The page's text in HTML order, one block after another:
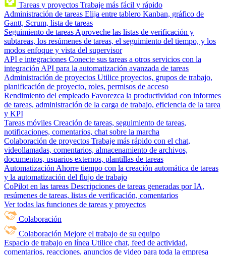
Tareas y proyectos Trabaje más fácil y rápido
Administración de tareas Elija entre tablero Kanban, gráfico de
Gantt, Scrum, lista de tareas
Seguimiento de tareas Aproveche las listas de verificación y
subtareas, los resúmenes de tareas, el seguimiento del tiempo, y los
modos enfoque y vista del supervisor
API e integraciones Conecte sus tareas a otros servicios con la
integración API para la automatización avanzada de tareas
Administración de proyectos Utilice proyectos, grupos de trabajo,
planificación de proyecto, roles, permisos de acceso
Rendimiento del empleado Favorezca la productividad con informes
de tareas, administración de la carga de trabajo, eficiencia de la tarea
y KPI
Tareas móviles Creación de tareas, seguimiento de tareas,
notificaciones, comentarios, chat sobre la marcha
Colaboración de proyectos Trabaje más rápido con el chat,
videollamadas, comentarios, almacenamiento de archivos,
documentos, usuarios externos, plantillas de tareas
Automatización Ahorre tiempo con la creación automática de tareas
y la automatización del flujo de trabajo
CoPilot en las tareas Descripciones de tareas generadas por IA,
resúmenes de tareas, listas de verificación, comentarios
Ver todas las funciones de tareas y proyectos
Colaboración
Colaboración Mejore el trabajo de su equipo
Espacio de trabajo en línea Utilice chat, feed de actividad,
comentarios, reacciones, anuncios de video para toda la empresa